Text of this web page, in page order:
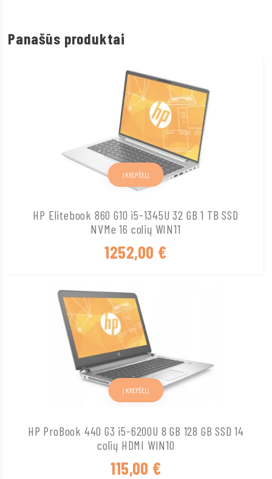
Panašūs produktai
HP Elitebook 860 G10 i5-1345U 32 GB 1 TB SSD
NVMe 16 colių WIN11
1252,00 €
Į KREPŠELĮ
HP ProBook 440 G3 i5-6200U 8 GB 128 GB SSD 14
colių HDMI WIN10
115,00 €
Į KREPŠELĮ